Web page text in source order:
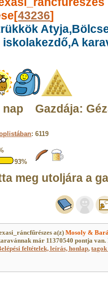
43236]
nap Gazdája:
: 6119
93%
meg utoljára a
a(z)Mosoly &
már 11370540 pontja van.
feltételek, leírás, honlap,